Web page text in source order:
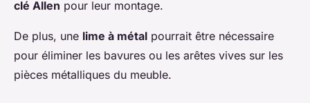
clé Allen pour leur montage.
De plus, une lime à métal pourrait être nécessaire
pour éliminer les bavures ou les arêtes vives sur les
pièces métalliques du meuble.